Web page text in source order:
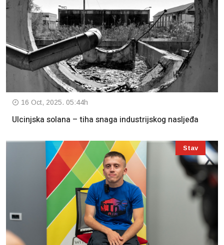
16 Oct, 2025. 05:44h
Ulcinjska solana – tiha snaga industrijskog nasljeđa
Stav